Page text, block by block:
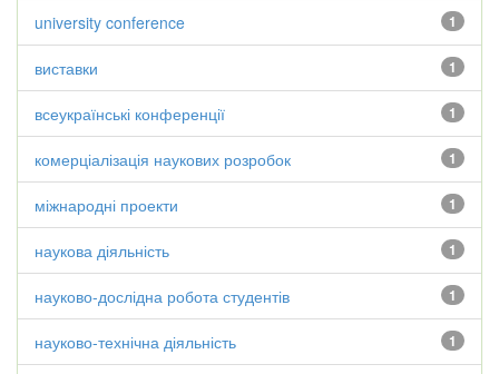
1
university conference
1
виставки
1
всеукраїнські конференції
1
комерціалізація наукових розробок
1
міжнародні проекти
1
наукова діяльність
1
науково-дослідна робота студентів
1
науково-технічна діяльність